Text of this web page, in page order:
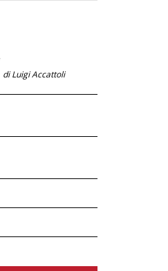
di Luigi Accattoli